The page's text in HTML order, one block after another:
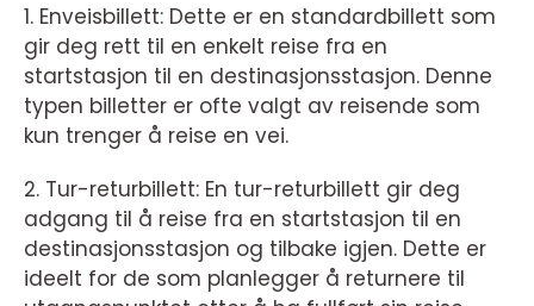
1. Enveisbillett: Dette er en standardbillett som
gir deg rett til en enkelt reise fra en
startstasjon til en destinasjonsstasjon. Denne
typen billetter er ofte valgt av reisende som
kun trenger å reise en vei.
2. Tur-returbillett: En tur-returbillett gir deg
adgang til å reise fra en startstasjon til en
destinasjonsstasjon og tilbake igjen. Dette er
ideelt for de som planlegger å returnere til